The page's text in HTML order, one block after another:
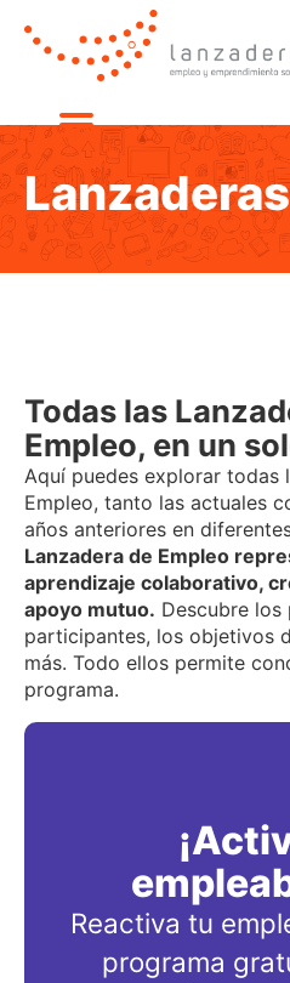
Lanzaderas
Todas las
Empleo, en un
Aquí puedes explorar todas
Empleo, tanto las actuales
años anteriores en
Lanzadera de Empleo
aprendizaje colaborativo,
apoyo mutuo. Descubre los
participantes, los objetivos
más. Todo ellos permite
programa.
Reactiva tu
programa